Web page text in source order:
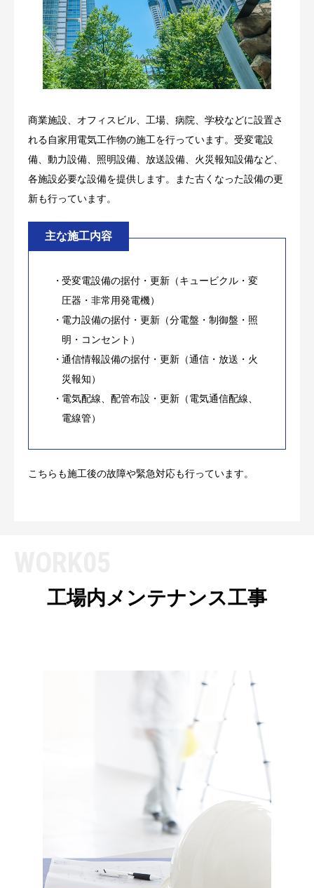
商業施設、オフィスビル、工場、病院、学校などに設置さ
れる自家用電気工作物の施工を行っています。受変電設
備、動力設備、照明設備、放送設備、火災報知設備など、
各施設必要な設備を提供します。また古くなった設備の更
新も行っています。
主な施工内容
受変電設備の据付・更新（キュービクル・変
圧器・非常用発電機）
電力設備の据付・更新（分電盤・制御盤・照
明・コンセント）
通信情報設備の据付・更新（通信・放送・火
災報知）
電気配線、配管布設・更新（電気通信配線、
電線管）
こちらも施工後の故障や緊急対応も行っています。
工場内メンテナンス工事